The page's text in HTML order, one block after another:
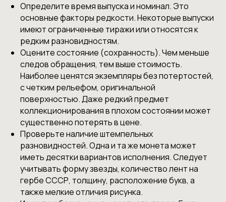
Определите время выпуска и номинал. Это
основные факторы редкости. Некоторые выпуски
имеют ограниченные тиражи или относятся к
редким разновидностям.
Оцените состояние (сохранность). Чем меньше
следов обращения, тем выше стоимость.
Наиболее ценятся экземпляры без потертостей,
с четким рельефом, оригинальной
поверхностью. Даже редкий предмет
коллекционирования в плохом состоянии может
существенно потерять в цене.
Проверьте наличие штемпельных
разновидностей. Одна и та же монета может
иметь десятки вариантов исполнения. Следует
учитывать форму звезды, количество лент на
гербе СССР, толщину, расположение букв, а
также мелкие отличия рисунка.